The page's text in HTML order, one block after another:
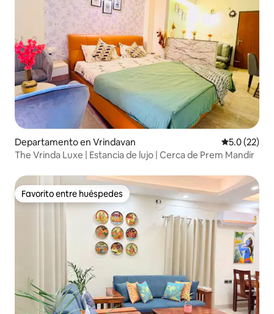
Departamento en Vrindavan Calificación
5.0 (22)
The Vrinda Luxe | Estancia de lujo | Cerca de Prem Mandir
Favorito entre huéspedes
Favorito entre huéspedes